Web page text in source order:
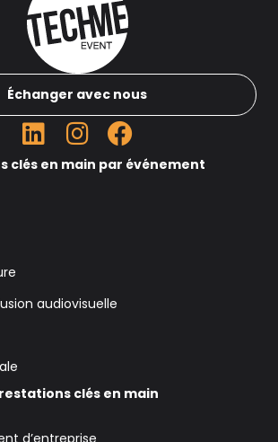
Échanger avec nous
clés en main par événement
audiovisuelle
clés en main
d’entreprise